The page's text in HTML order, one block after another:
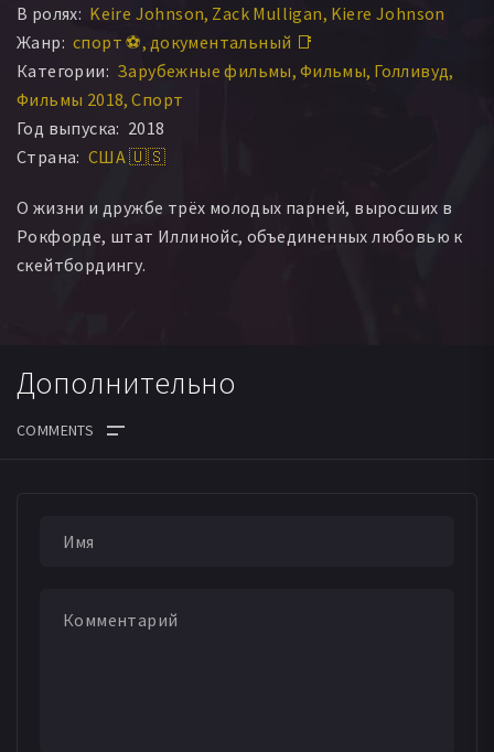
В ролях: Keire Johnson Zack Mulligan Kiere Johnson
Жанр: спорт ⚽ документальный 📑
Категории: Зарубежные фильмы Фильмы Голливуд
Фильмы 2018 Спорт
Год выпуска: 2018
Страна: США 🇺🇸
О жизни и дружбе трёх молодых парней, выросших в
Рокфорде, штат Иллинойс, объединенных любовью к
скейтбордингу.
Дополнительно